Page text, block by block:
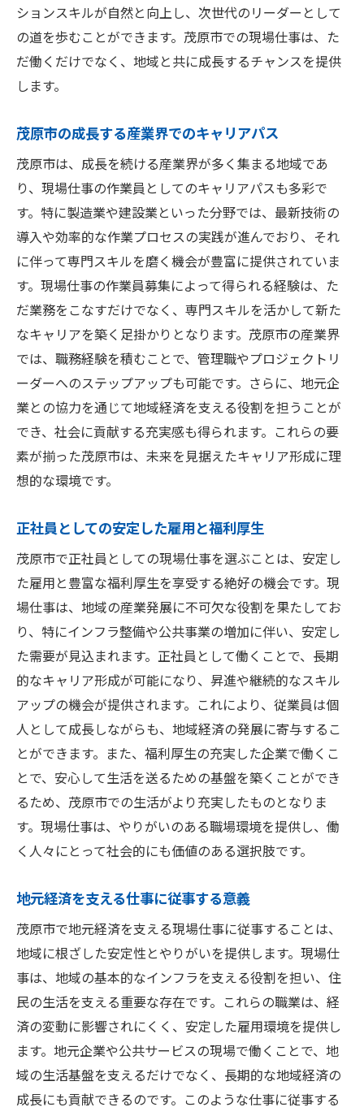
未来を切り拓く茂原市での作業員募集
新たな挑戦を支える充実した教育制度
茂原市での長期的なキャリア形成戦略
未来志向の企業でのキャリアチャンス
地方都市での仕事が持つ可能性
地域の未来を支える貢献の意味
茂原市で作業員としてキャリアアップの絶好機
キャリアステップを明確にするための計画
茂原市の求人を活用したキャリアビジョン
地元での経験がもたらす成長機会
専門性を高めるための実務経験
茂原市のネットワークを活かしたキャリア
形成
地元の強みを活かしたキャリア戦略
現場経験を積みスキルを磨く茂原市での挑戦
実践を通じて得られるスキルの向上
課題解決能力を高める現場での経験
地元のプロジェクトを通じたスキルアップ
職場環境がもたらす成長の機会
茂原市での現場経験が開く新たな道
ションスキルが自然と向上し、次世代のリーダーとして
の道を歩むことができます。茂原市での現場仕事は、た
だ働くだけでなく、地域と共に成長するチャンスを提供
します。
茂原市の成長する産業界でのキャリアパス
茂原市は、成長を続ける産業界が多く集まる地域であ
り、現場仕事の作業員としてのキャリアパスも多彩で
す。特に製造業や建設業といった分野では、最新技術の
導入や効率的な作業プロセスの実践が進んでおり、それ
に伴って専門スキルを磨く機会が豊富に提供されていま
す。現場仕事の作業員募集によって得られる経験は、た
だ業務をこなすだけでなく、専門スキルを活かして新た
なキャリアを築く足掛かりとなります。茂原市の産業界
では、職務経験を積むことで、管理職やプロジェクトリ
ーダーへのステップアップも可能です。さらに、地元企
業との協力を通じて地域経済を支える役割を担うことが
でき、社会に貢献する充実感も得られます。これらの要
素が揃った茂原市は、未来を見据えたキャリア形成に理
想的な環境です。
正社員としての安定した雇用と福利厚生
茂原市で正社員としての現場仕事を選ぶことは、安定し
た雇用と豊富な福利厚生を享受する絶好の機会です。現
場仕事は、地域の産業発展に不可欠な役割を果たしてお
り、特にインフラ整備や公共事業の増加に伴い、安定し
た需要が見込まれます。正社員として働くことで、長期
的なキャリア形成が可能になり、昇進や継続的なスキル
アップの機会が提供されます。これにより、従業員は個
人として成長しながらも、地域経済の発展に寄与するこ
とができます。また、福利厚生の充実した企業で働くこ
とで、安心して生活を送るための基盤を築くことができ
るため、茂原市での生活がより充実したものとなりま
す。現場仕事は、やりがいのある職場環境を提供し、働
く人々にとって社会的にも価値のある選択肢です。
地元経済を支える仕事に従事する意義
茂原市で地元経済を支える現場仕事に従事することは、
地域に根ざした安定性とやりがいを提供します。現場仕
事は、地域の基本的なインフラを支える役割を担い、住
民の生活を支える重要な存在です。これらの職業は、経
済の変動に影響されにくく、安定した雇用環境を提供し
ます。地元企業や公共サービスの現場で働くことで、地
域の生活基盤を支えるだけでなく、長期的な地域経済の
成長にも貢献できるのです。このような仕事に従事する